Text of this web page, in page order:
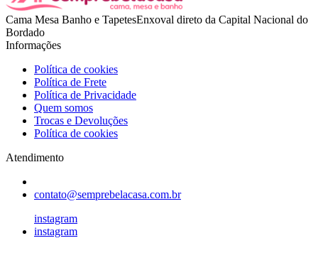
Cama Mesa Banho e TapetesEnxoval direto da Capital Nacional do
Bordado
Informações
Política de cookies
Política de Frete
Política de Privacidade
Quem somos
Trocas e Devoluções
Política de cookies
Atendimento
contato@semprebelacasa.com.br
instagram
instagram